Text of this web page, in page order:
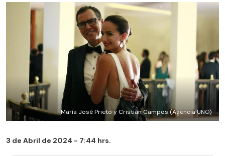
María José Prieto y Cristián Campos (Agencia UNO)
3 de Abril de 2024 - 7:44 hrs.